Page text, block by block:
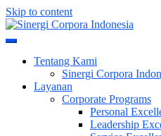
Skip to content
Sinergi
Tentang Kami
Sinergi Corpora
Layanan
Corporate Programs
Personal
Leadership